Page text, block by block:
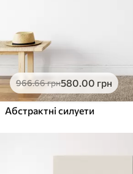
966.66грн580.00 грн
Абстрактні силуети